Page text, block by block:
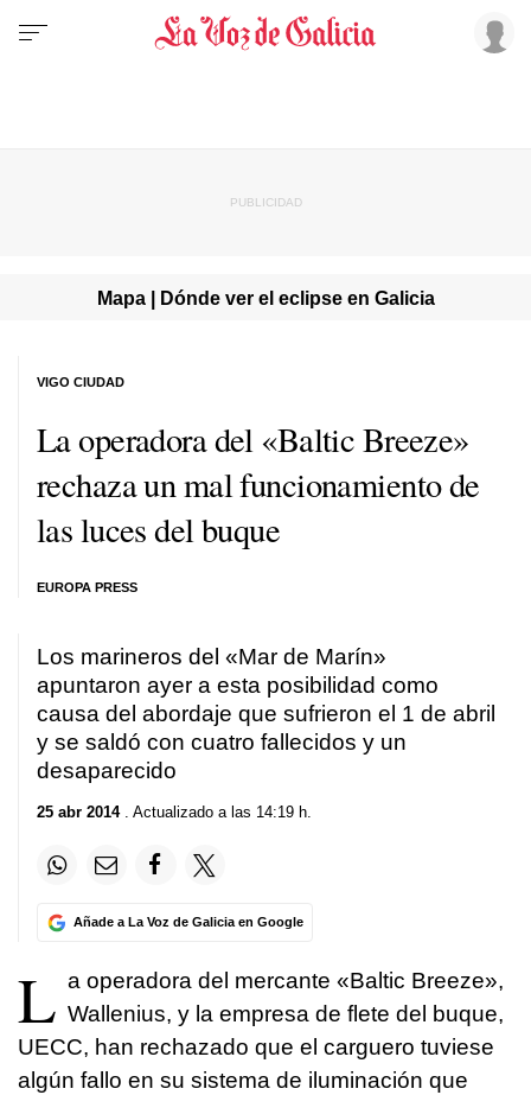
Mapa | Dónde ver el eclipse en Galicia
La operadora del «Baltic Breeze»
rechaza un mal funcionamiento de
las luces del buque
EUROPA PRESS
VIGO CIUDAD
Los marineros del «Mar de Marín»
apuntaron ayer a esta posibilidad como
causa del abordaje que sufrieron el 1 de abril
y se saldó con cuatro fallecidos y un
desaparecido
25 abr 2014. Actualizado a las 14:19 h.
Añade a La Voz de Galicia en Google
L a operadora del mercante «Baltic Breeze»,
Wallenius, y la empresa de flete del buque,
UECC, han rechazado que el carguero tuviese
algún fallo en su sistema de iluminación que